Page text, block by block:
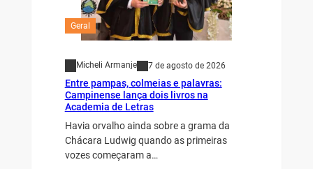
Geral
Micheli Armanje 7 de agosto de 2026
Entre pampas, colmeias e palavras:
Campinense lança dois livros na
Academia de Letras
Havia orvalho ainda sobre a grama da
Chácara Ludwig quando as primeiras
vozes começaram a…